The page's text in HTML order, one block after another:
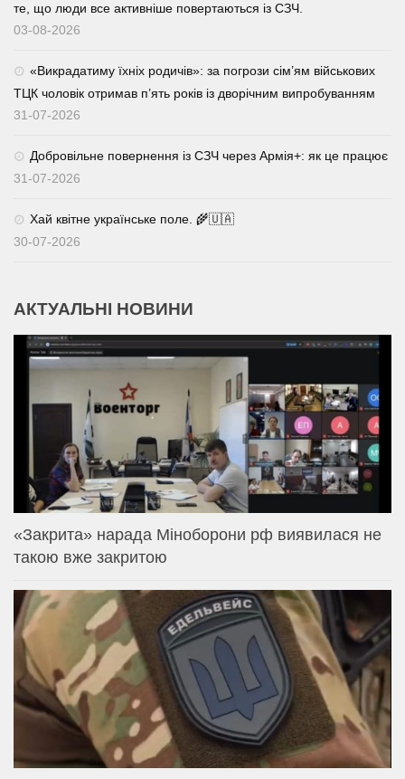
те, що люди все активніше повертаються із СЗЧ.
03-08-2026
«Викрадатиму їхніх родичів»: за погрози сім’ям військових
ТЦК чоловік отримав п’ять років із дворічним випробуванням
31-07-2026
Добровільне повернення із СЗЧ через Армія+: як це працює
31-07-2026
Хай квітне українське поле. 🌾🇺🇦
30-07-2026
АКТУАЛЬНІ НОВИНИ
«Закрита» нарада Міноборони рф виявилася не
такою вже закритою